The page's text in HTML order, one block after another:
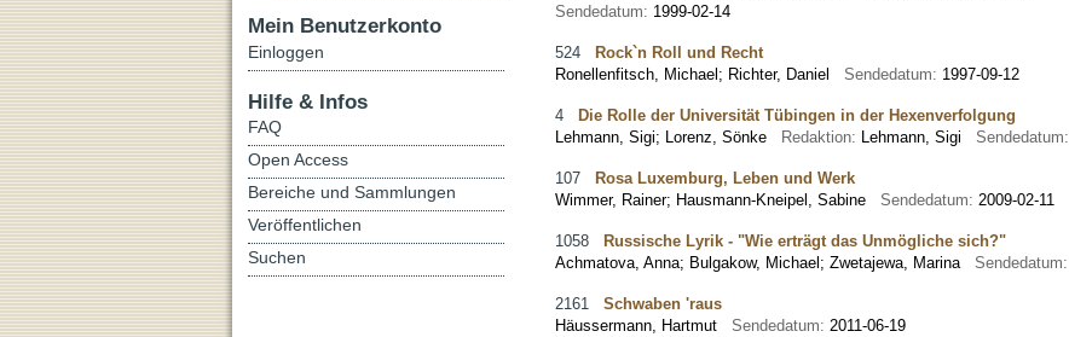
Sendedatum: 1999-02-14
524 Rock`n Roll und Recht
Ronellenfitsch, Michael; Richter, Daniel Sendedatum: 1997-09-12
4 Die Rolle der Universität Tübingen in der Hexenverfolgung
Lehmann, Sigi; Lorenz, Sönke Redaktion: Lehmann, Sigi Sendedatum:
107 Rosa Luxemburg, Leben und Werk
Wimmer, Rainer; Hausmann-Kneipel, Sabine Sendedatum: 2009-02-11
1058 Russische Lyrik - "Wie erträgt das Unmögliche sich?"
Achmatova, Anna; Bulgakow, Michael; Zwetajewa, Marina Sendedatum:
2161 Schwaben 'raus
Häussermann, Hartmut
Sendedatum: 2011-06-19
Mein Benutzerkonto
Einloggen
Hilfe & Infos
FAQ
Open Access
Bereiche und Sammlungen
Veröffentlichen
Suchen